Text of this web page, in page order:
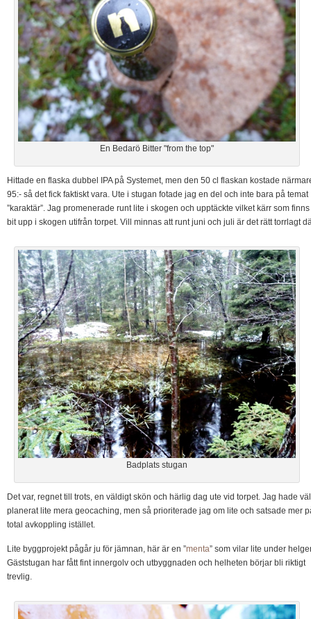
En Bedarö Bitter "from the top"
Hittade en flaska dubbel IPA på Systemet, men den 50 cl flaskan kostade
95:- så det fick faktiskt vara. Ute i stugan fotade jag en del och inte bara på temat
”karaktär”. Jag promenerade runt lite i skogen och upptäckte vilket kärr som
bit upp i skogen utifrån torpet. Vill minnas att runt juni och juli är det rätt torrlagt
Badplats stugan
Det var, regnet till trots, en väldigt skön och härlig dag ute vid torpet. Jag hade väl
planerat lite mera geocaching, men så prioriterade jag om lite och satsade mer
total avkoppling istället.
Lite byggprojekt pågår ju för jämnan, här är en ”menta” som vilar lite under
Gäststugan har fått fint innergolv och utbyggnaden och helheten börjar bli riktigt
trevlig.